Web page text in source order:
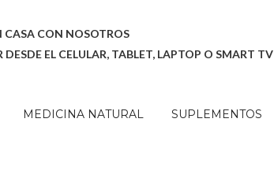
CASA CON NOSOTROS
EL CELULAR, TABLET, LAPTOP O SMART TV
MEDICINA NATURAL SUPLEMENTOS